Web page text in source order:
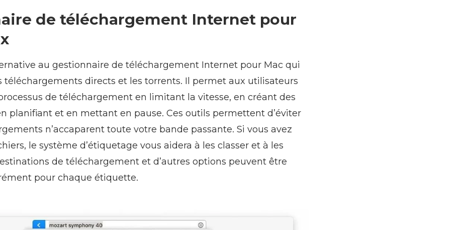
de téléchargement Internet pour
au gestionnaire de téléchargement Internet pour Mac qui
téléchargements directs et les torrents. Il permet aux utilisateurs
de téléchargement en limitant la vitesse, en créant des
planifiant et en mettant en pause. Ces outils permettent d’éviter
n’accaparent toute votre bande passante. Si vous avez
le système d’étiquetage vous aidera à les classer et à les
de téléchargement et d’autres options peuvent être
pour chaque étiquette.